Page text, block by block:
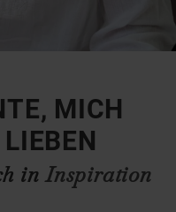
MICH
inInspiration